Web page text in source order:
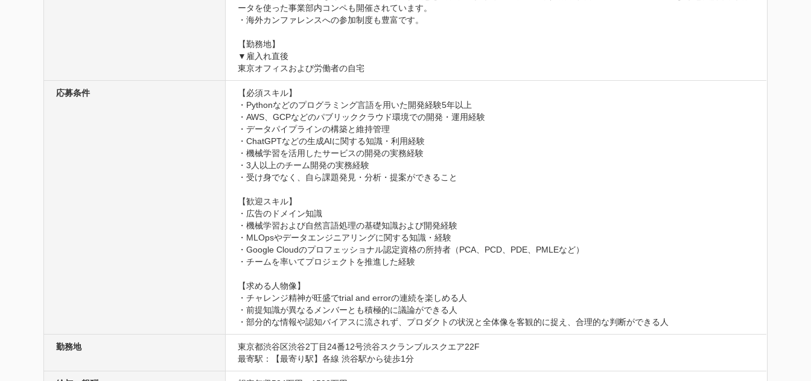
ータを使った事業部内コンペも開催されています。
・海外カンファレンスへの参加制度も豊富です。
【勤務地】
▼雇⼊れ直後
東京オフィスおよび労働者の⾃宅
応募条件
【必須スキル】
・Pythonなどのプログラミング言語を用いた開発経験5年以上
・AWS、GCPなどのパブリッククラウド環境での開発・運用経験
・データパイプラインの構築と維持管理
・ChatGPTなどの生成AIに関する知識・利用経験
・機械学習を活用したサービスの開発の実務経験
・3人以上のチーム開発の実務経験
・受け身でなく、自ら課題発見・分析・提案ができること
【歓迎スキル】
・広告のドメイン知識
・機械学習および自然言語処理の基礎知識および開発経験
・MLOpsやデータエンジニアリングに関する知識・経験
・Google Cloudのプロフェッショナル認定資格の所持者（PCA、PCD、PDE、PMLEなど）
・チームを率いてプロジェクトを推進した経験
【求める人物像】
・チャレンジ精神が旺盛でtrial and errorの連続を楽しめる人
・前提知識が異なるメンバーとも積極的に議論ができる人
・部分的な情報や認知バイアスに流されず、プロダクトの状況と全体像を客観的に捉え、合理的な判断ができる人
勤務地
東京都渋谷区渋谷2丁目24番12号渋谷スクランブルスクエア22F
最寄駅：【最寄り駅】各線 渋谷駅から徒歩1分